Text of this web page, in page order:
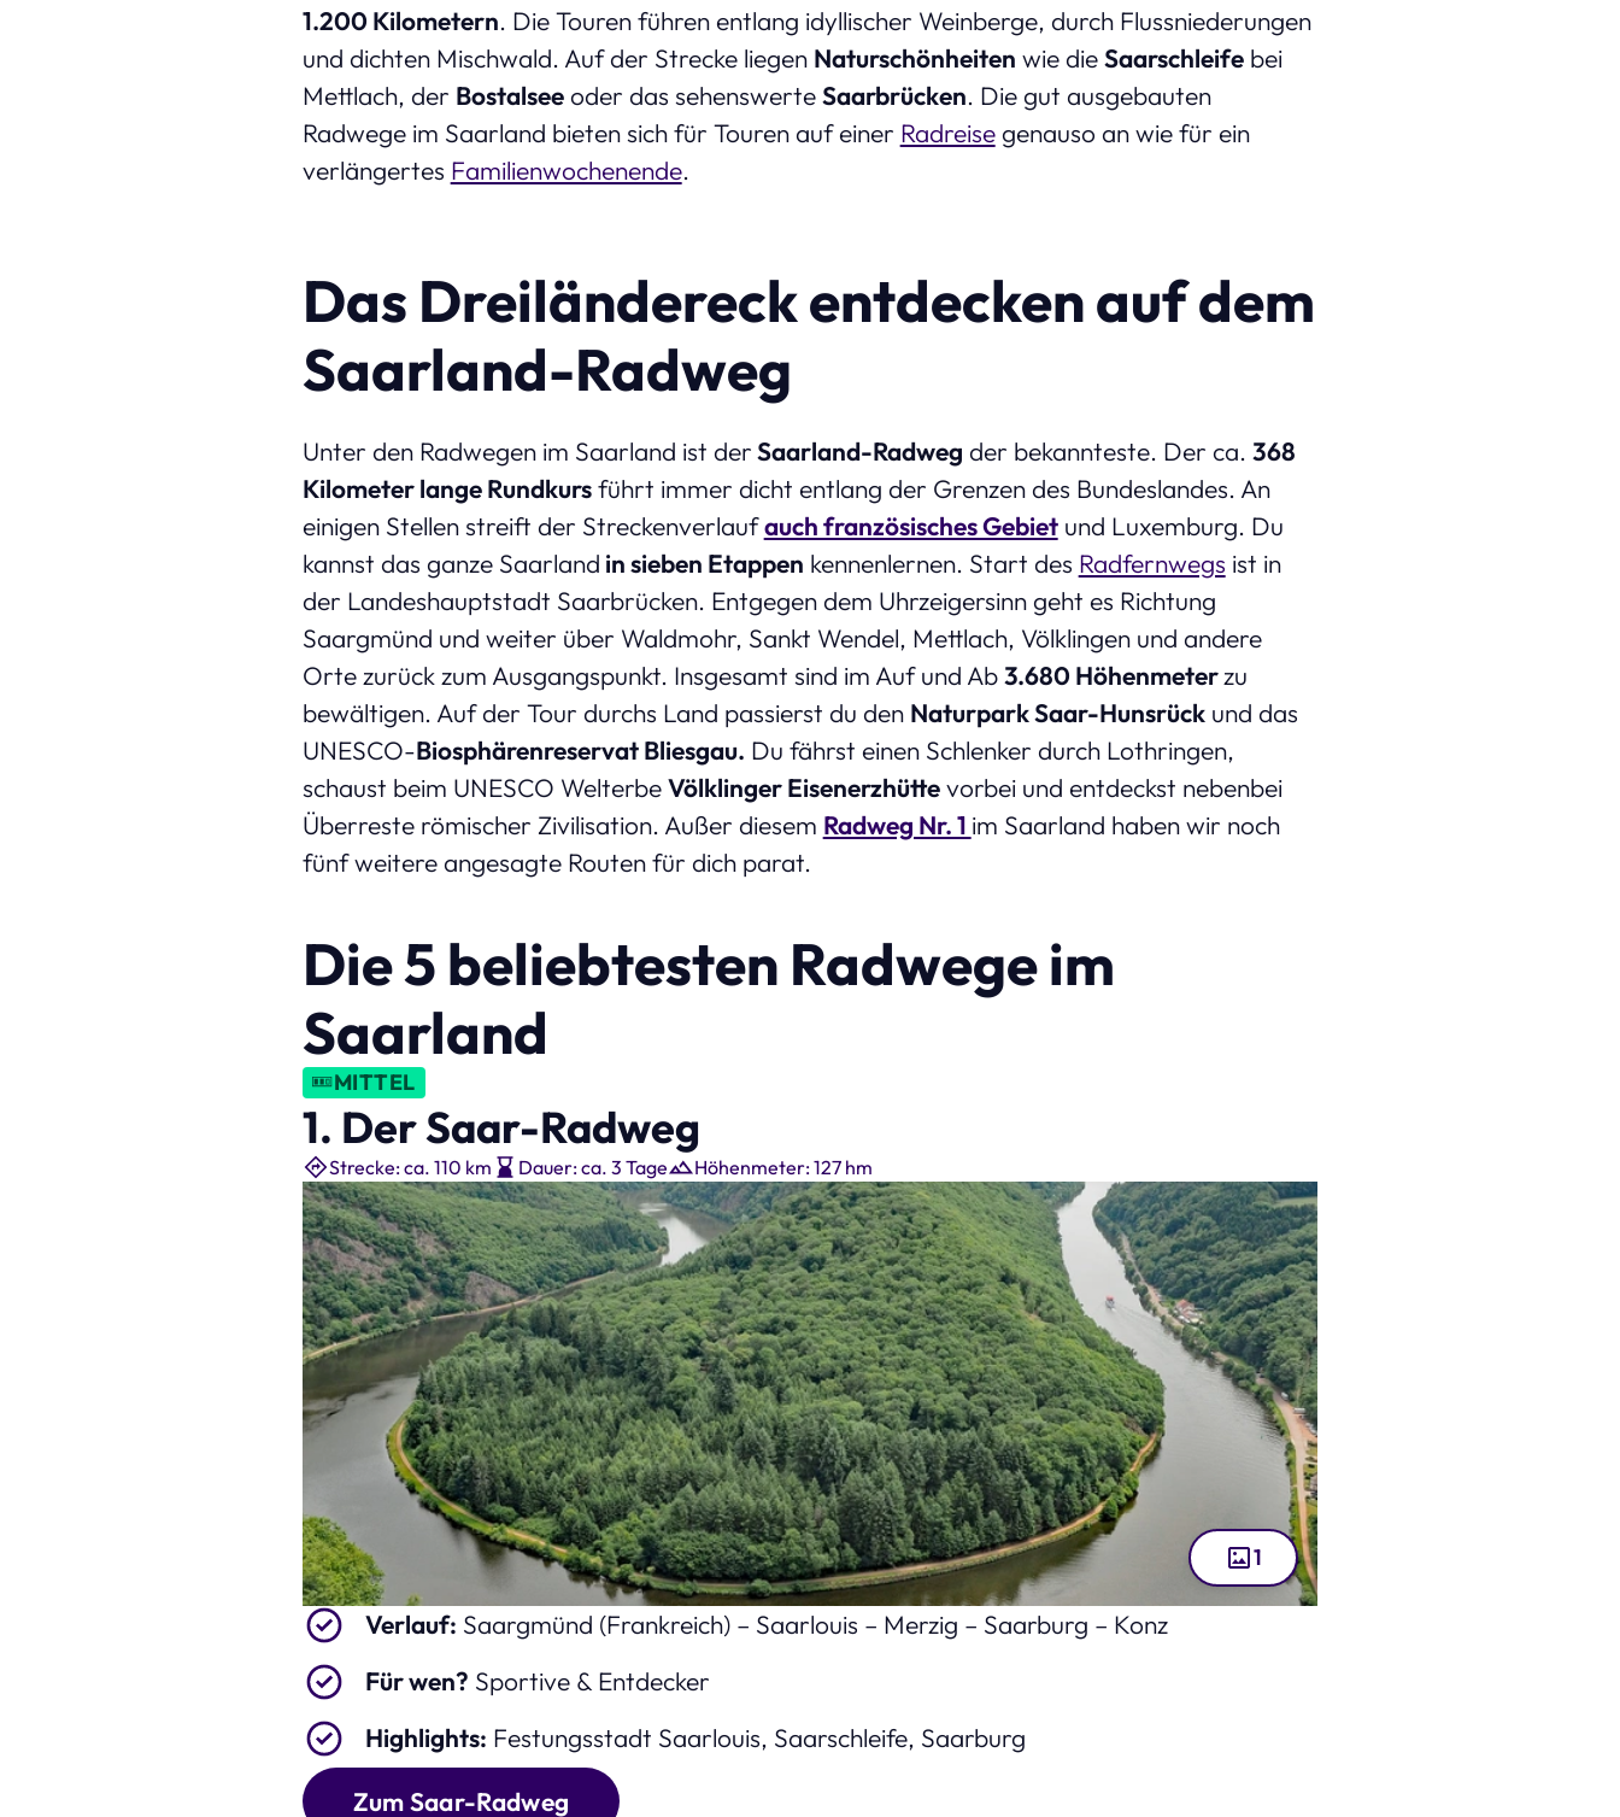
1.200 Kilometern. Die Touren führen entlang idyllischer Weinberge, durch Flussniederungen
und dichten Mischwald. Auf der Strecke liegen Naturschönheiten wie dieSaarschleifebei
Mettlach, der Bostalseeoder das sehenswerteSaarbrücken. Die gut ausgebauten
Radwege im Saarland bieten sich für Touren auf einer Radreisegenauso an wie für ein
verlängertes Familienwochenende.
Das Dreiländereck entdecken auf dem
Saarland-Radweg
Unter den Radwegen im Saarland ist derSaarland-Radweg der bekannteste. Der ca. 368
Kilometer lange Rundkursführt immer dicht entlang der Grenzen des Bundeslandes. An
einigen Stellen streift der Streckenverlaufauch französisches Gebietund Luxemburg. Du
kannst das ganze Saarland in sieben Etappen kennenlernen. Start des Radfernwegs ist in
der Landeshauptstadt Saarbrücken. Entgegen dem Uhrzeigersinn geht es Richtung
Saargmünd und weiter über Waldmohr, Sankt Wendel, Mettlach, Völklingen und andere
Orte zurück zum Ausgangspunkt. Insgesamt sind im Auf und Ab3.680 Höhenmeterzu
bewältigen. Auf der Tour durchs Land passierst du den Naturpark Saar-Hunsrückund das
UNESCO-Biosphärenreservat Bliesgau. Du fährst einen Schlenker durch Lothringen,
schaust beim UNESCO WelterbeVölklinger Eisenerzhüttevorbei und entdeckst nebenbei
Überreste römischer Zivilisation. Außer diesem Radweg Nr. 1 im Saarland haben wir noch
fünf weitere angesagte Routen für dich parat.
Die 5 beliebtesten Radwege im
Saarland
MITTEL
1. Der Saar-Radweg
Strecke: ca. 110 km Dauer: ca. 3 Tage Höhenmeter: 127 hm
Die Saarschleife (Bild: hajo100 – stock.adobe.com )
1
Verlauf: Saargmünd (Frankreich) – Saarlouis – Merzig – Saarburg – Konz
Für wen? Sportive & Entdecker
Highlights: Festungsstadt Saarlouis, Saarschleife, Saarburg
Zum Saar-Radweg